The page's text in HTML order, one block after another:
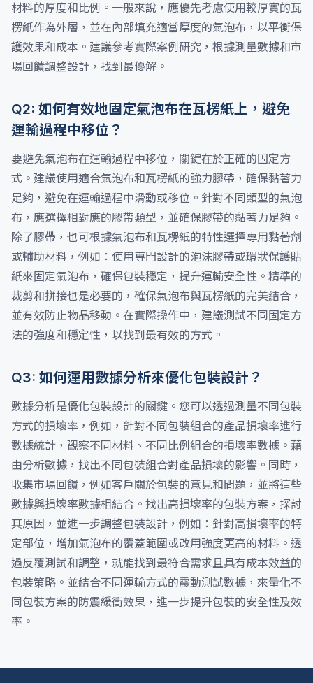
材料的厚度和比例。一般來說，應優先考慮使用較厚實的瓦
楞紙作為外層，並在內部填充適當厚度的氣泡布，以平衡保
護效果和成本。建議參考實際案例研究，根據測量數據和市
場回饋調整設計，找到最優解。
Q2: 如何有效地固定氣泡布在瓦楞紙上，避免
運輸過程中移位？
要避免氣泡布在運輸過程中移位，關鍵在於正確的固定方
式。建議使用適合氣泡布和瓦楞紙的強力膠帶，確保黏著力
足夠，避免在運輸過程中滑動或移位。針對不同類型的氣泡
布，應選擇相對應的膠帶類型，並確保膠帶的黏著力足夠。
除了膠帶，也可根據氣泡布和瓦楞紙的特性選擇專用黏著劑
或輔助材料，例如：使用專門設計的泡沫膠帶或環狀保護貼
紙來固定氣泡布，確保包裝穩定，提升運輸安全性。精準的
裁剪和拼接也是必要的，確保氣泡布與瓦楞紙的完美結合，
並有效防止物品移動。在實際操作中，建議測試不同固定方
法的強度和穩定性，以找到最有效的方式。
Q3: 如何運用數據分析來優化包裝設計？
數據分析是優化包裝設計的關鍵。您可以透過測量不同包裝
方式的損壞率，例如，針對不同包裝組合的產品損壞率進行
數據統計，觀察不同材料、不同比例組合的損壞率數據。藉
由分析數據，找出不同包裝組合對產品損壞的影響。同時，
收集市場回饋，例如客戶關於包裝的意見和問題，並將這些
數據與損壞率數據相結合。找出高損壞率的包裝方案，探討
其原因，並進一步調整包裝設計，例如：針對高損壞率的特
定部位，增加氣泡布的覆蓋範圍或改用強度更高的材料。透
過反覆測試和調整，就能找到最符合需求且具有成本效益的
包裝策略。並結合不同運輸方式的震動測試數據，來量化不
同包裝方案的防震緩衝效果，進一步提升包裝的安全性及效
率。